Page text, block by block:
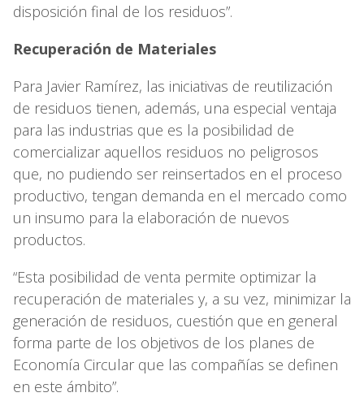
disposición final de los residuos”.
Recuperación de Materiales
Para Javier Ramírez, las iniciativas de reutilización
de residuos tienen, además, una especial ventaja
para las industrias que es la posibilidad de
comercializar aquellos residuos no peligrosos
que, no pudiendo ser reinsertados en el proceso
productivo, tengan demanda en el mercado como
un insumo para la elaboración de nuevos
productos.
“Esta posibilidad de venta permite optimizar la
recuperación de materiales y, a su vez, minimizar la
generación de residuos, cuestión que en general
forma parte de los objetivos de los planes de
Economía Circular que las compañías se definen
en este ámbito”.